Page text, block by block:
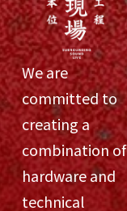
We are
committed to
creating a
combination of
hardware and
technical